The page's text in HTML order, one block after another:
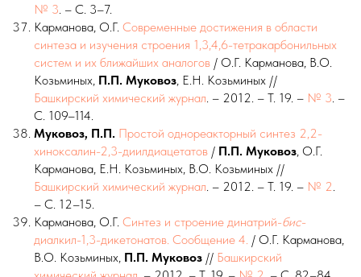
№ 3. – С. 3–7.
Карманова, О.Г. Современные достижения в области
синтеза и изучения строения 1,3,4,6-тетракарбонильных
систем и их ближайших аналогов / О.Г. Карманова, В.О.
Козьминых, П.П. Муковоз, Е.Н. Козьминых //
Башкирский химический журнал. – 2012. – Т. 19. – № 3. –
С. 109–114.
Муковоз, П.П. Простой однореакторный синтез 2,2-
хиноксалин-2,3-диилдиацетатов / П.П. Муковоз, О.Г.
Карманова, Е.Н. Козьминых, В.О. Козьминых //
Башкирский химический журнал. – 2012. – Т. 19. – № 2.
– С. 12–15.
Карманова, О.Г. Синтез и строение динатрий-бис-
диалкил-1,3-дикетонатов. Сообщение 4. / О.Г. Карманова,
В.О. Козьминых, П.П. Муковоз // Башкирский